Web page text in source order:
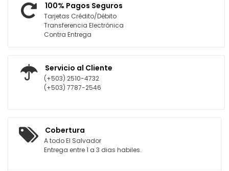
100% Pagos Seguros
Tarjetas Crédito/Débito
Transferencia Electrónica
Contra Entrega
Servicio al Cliente
(+503) 2510-4732
(+503) 7787-2546
Cobertura
A todo El Salvador
Entrega entre 1 a 3 dias habiles.